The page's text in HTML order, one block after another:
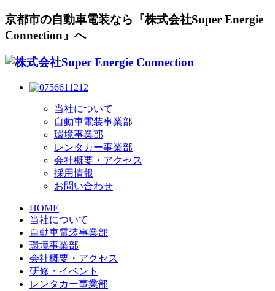
京都市の自動車電装なら『株式会社Super Energie
Connection』へ
当社について
自動車電装事業部
環境事業部
レンタカー事業部
会社概要・アクセス
採用情報
お問い合わせ
HOME
当社について
自動車電装事業部
環境事業部
会社概要・アクセス
研修・イベント
レンタカー事業部